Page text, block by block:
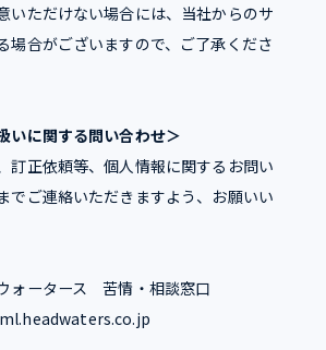
いただけない場合には、当社からのサ
場合がございますので、ご了承くださ
いに関する問い合わせ＞
訂正依頼等、個人情報に関するお問い
でご連絡いただきますよう、お願いい
ォータース 苦情・相談窓口